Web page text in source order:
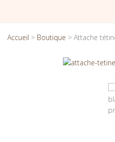
Accueil > Boutique > Attache